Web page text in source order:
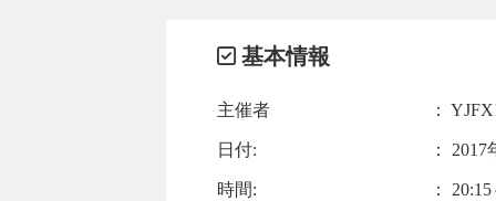
基本情報
主催者 ：
日付: ： 2017
時間: ：